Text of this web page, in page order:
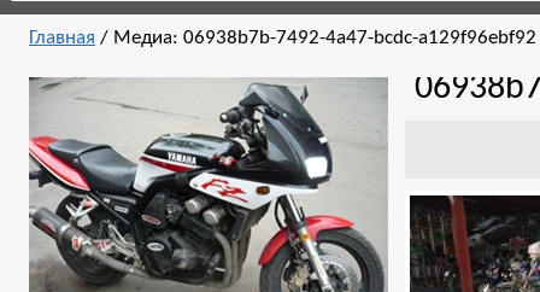
Главная / Медиа: 06938b7b-7492-4a47-bcdc-a129f96ebf92